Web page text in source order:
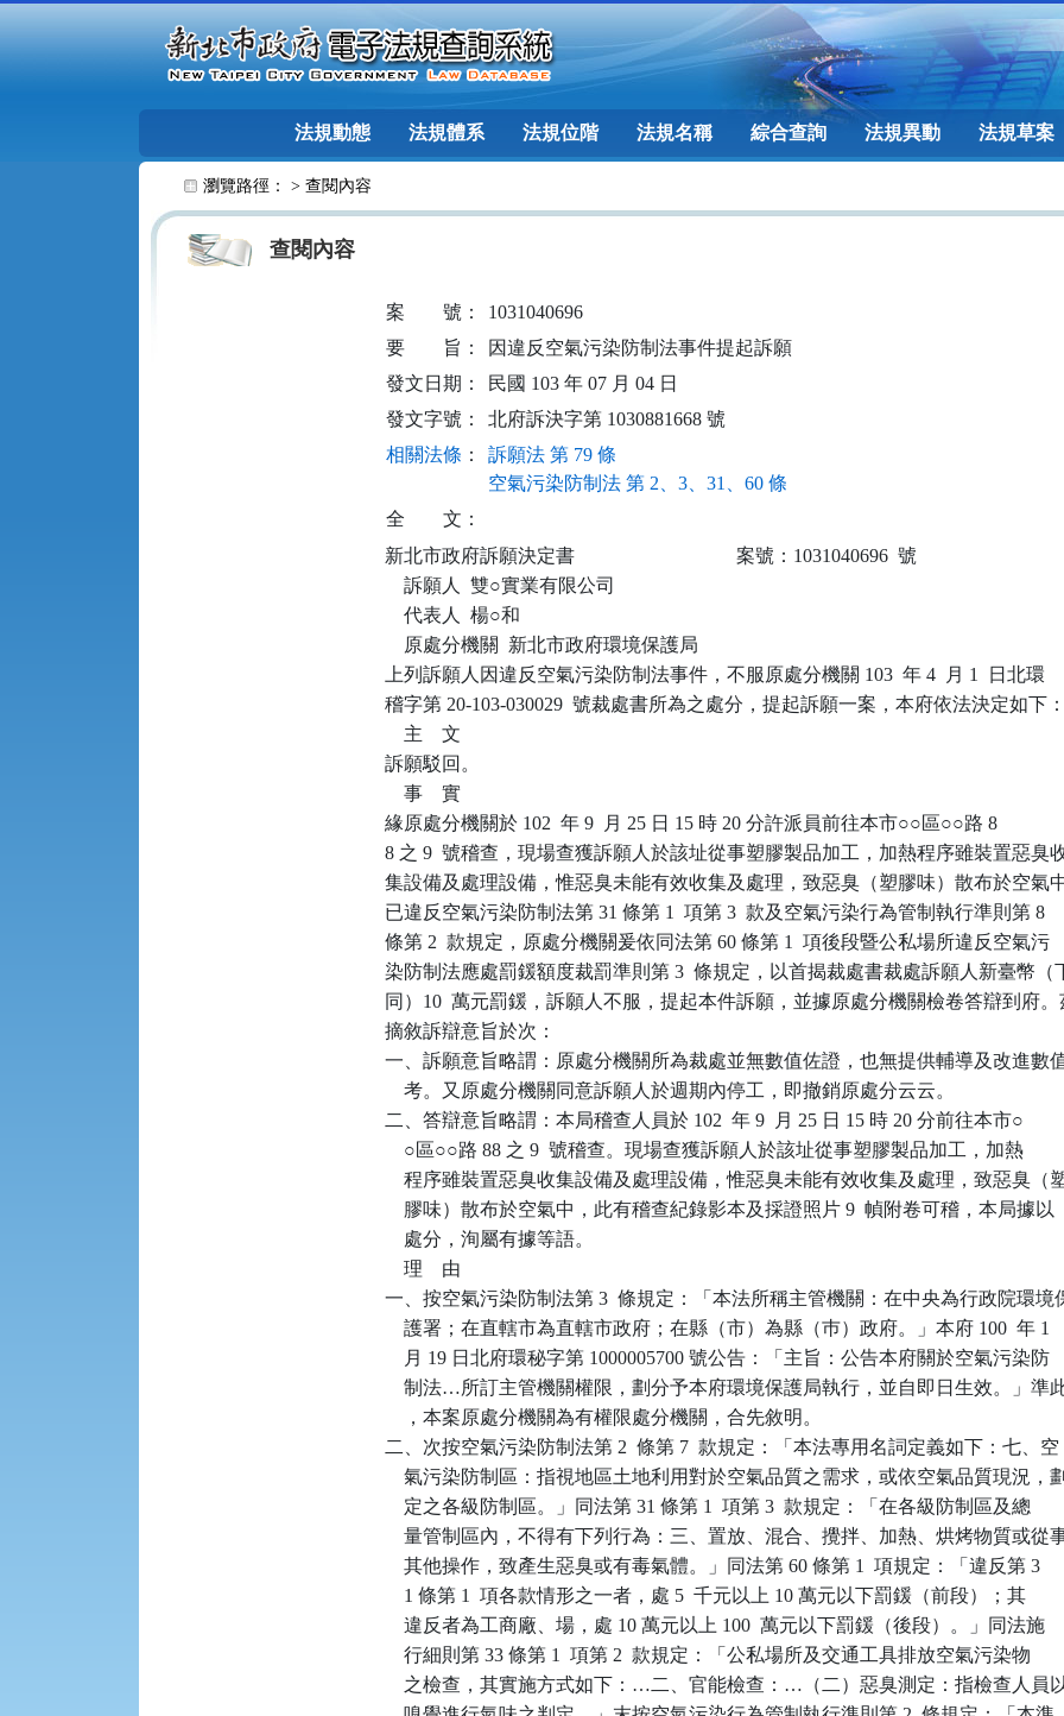
法規動態 法規體系 法規位階 法規名稱 綜合查詢 法規異動 法規草案
瀏覽路徑： > 查閱內容
查閱內容
案 號：
1031040696
要
旨：
因違反空氣污染防制法事件提起訴願
發文日期：
民國 103 年 07 月 04 日
發文字號：
北府訴決字第 1030881668 號
相關法條 ：
訴願法 第 79 條
空氣污染防制法 第 2、3、31、60 條
全
文：
新北市政府訴願決定書                                  案號：1031040696  號
    訴願人  雙○實業有限公司
    代表人  楊○和
    原處分機關  新北市政府環境保護局
上列訴願人因違反空氣污染防制法事件，不服原處分機關 103  年 4  月 1  日北環
稽字第 20-103-030029  號裁處書所為之處分，提起訴願一案，本府依法決定如下：
    主    文
訴願駁回。
    事    實
緣原處分機關於 102  年 9  月 25 日 15 時 20 分許派員前往本市○○區○○路 8
8 之 9  號稽查，現場查獲訴願人於該址從事塑膠製品加工，加熱程序雖裝置惡臭
集設備及處理設備，惟惡臭未能有效收集及處理，致惡臭（塑膠味）散布於空氣中
已違反空氣污染防制法第 31 條第 1  項第 3  款及空氣污染行為管制執行準則第 8
條第 2  款規定，原處分機關爰依同法第 60 條第 1  項後段暨公私場所違反空氣污
染防制法應處罰鍰額度裁罰準則第 3  條規定，以首揭裁處書裁處訴願人新臺幣（
同）10  萬元罰鍰，訴願人不服，提起本件訴願，並據原處分機關檢卷答辯到府。
摘敘訴辯意旨於次：
一、訴願意旨略謂：原處分機關所為裁處並無數值佐證，也無提供輔導及改進數
    考。又原處分機關同意訴願人於週期內停工，即撤銷原處分云云。
二、答辯意旨略謂：本局稽查人員於 102  年 9  月 25 日 15 時 20 分前往本市○
    ○區○○路 88 之 9  號稽查。現場查獲訴願人於該址從事塑膠製品加工，加熱
程序雖裝置惡臭收集設備及處理設備，惟惡臭未能有效收集及處理，致惡臭（
    膠味）散布於空氣中，此有稽查紀錄影本及採證照片 9  幀附卷可稽，本局據以
    處分，洵屬有據等語。
    理    由
一、按空氣污染防制法第 3  條規定：「本法所稱主管機關：在中央為行政院環境
    護署；在直轄市為直轄市政府；在縣（市）為縣（巿）政府。」本府 100  年 1
    月 19 日北府環秘字第 1000005700 號公告：「主旨：公告本府關於空氣污染防
制法…所訂主管機關權限，劃分予本府環境保護局執行，並自即日生效。」準
    ，本案原處分機關為有權限處分機關，合先敘明。
二、次按空氣污染防制法第 2  條第 7  款規定：「本法專用名詞定義如下：七、空
    氣污染防制區：指視地區土地利用對於空氣品質之需求，或依空氣品質現況，劃
    定之各級防制區。」同法第 31 條第 1  項第 3  款規定：「在各級防制區及總
量管制區內，不得有下列行為：三、置放、混合、攪拌、加熱、烘烤物質或從
    其他操作，致產生惡臭或有毒氣體。」同法第 60 條第 1  項規定：「違反第 3
    1 條第 1  項各款情形之一者，處 5  千元以上 10 萬元以下罰鍰（前段）；其
    違反者為工商廠、場，處 10 萬元以上 100  萬元以下罰鍰（後段）。」同法施
    行細則第 33 條第 1  項第 2  款規定：「公私場所及交通工具排放空氣污染物
之檢查，其實施方式如下：…二、官能檢查：…（二）惡臭測定：指檢查人員